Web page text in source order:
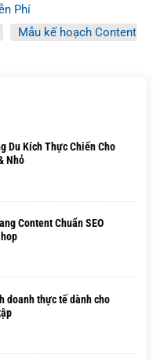
Phí
Mẫu kế hoạch Content
Du Kích Thực Chiến Cho
Nhỏ
Content Chuẩn SEO
doanh thực tế dành cho